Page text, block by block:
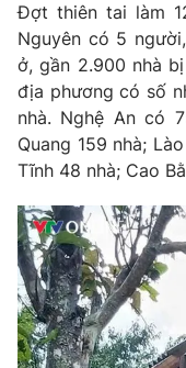
Hậu trường
Nhân vật
Khán giả
Giải sao mai
Điện ảnh
Âm nhạc
Sao
Đời sống
Du lịch
Làm đẹp
Chất lượng cuộc
Giáo dục
Tuyển sinh
Học trực tuyến
Công nghệ
Hitech Công nghệ
Sản phẩm
Thị trường
Tư vấn
Giao lưu trực
Lịch phát sóng
Đợt thiên tai làm
Nguyên có 5
ở, gần 2.900 nhà
địa phương có số
nhà. Nghệ An có
Quang 159 nhà;
Tĩnh 48 nhà; Cao